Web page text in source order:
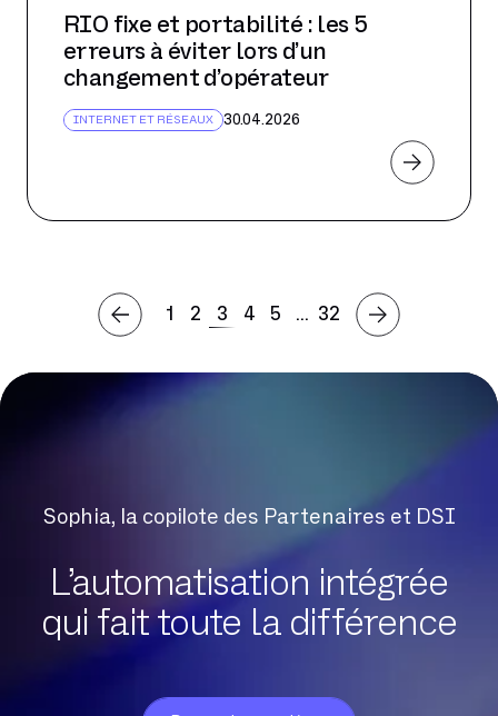
RIO fixe et portabilité : les 5
erreurs à éviter lors d’un
changement d’opérateur
INTERNET ET RÉSEAUX 30.04.2026
1 2 3 4 5 ... 32
Sophia, la copilote des Partenaires et DSI
L’automatisation intégrée
qui fait toute la différence